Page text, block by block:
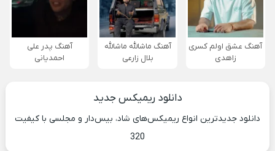
آهنگ عشق اولم کسری
زاهدی
آهنگ ماشالله ماشالله
بلال زارعی
آهنگ پدر علی
احمدیانی
دانلود ریمیکس جدید
دانلود جدیدترین انواع ریمیکس‌های شاد، بیس‌دار و مجلسی با کیفیت
320